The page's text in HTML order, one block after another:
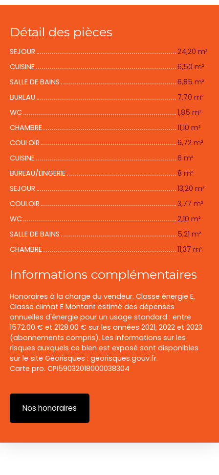
Détail des pièces
SEJOUR
24,20 m²
CUISINE
6,50 m²
SALLE DE BAINS
6,85 m²
BUREAU
7,70 m²
WC
1,85 m²
CHAMBRE
11,10 m²
COULOIR
6,72 m²
CUISINE
6 m²
BUREAU/LINGERIE
8 m²
SEJOUR
13,20 m²
COULOIR
3,77 m²
WC
2,10 m²
SALLE DE BAINS
5,21 m²
CHAMBRE
11,37 m²
Informations complémentaires
Honoraires à la charge du vendeur. Classe énergie E,
Classe climat E Montant estimé des dépenses
annuelles d'énergie pour un usage standard : entre
1572.00 € et 2128.00 € sur les années 2021, 2022 et 2023
(abonnements compris). Les informations sur les
risques auxquels ce bien est exposé sont disponibles
sur le site Géorisques : georisques.gouv.fr.
Carte pro. CPI59032018000038304
Nos honoraires